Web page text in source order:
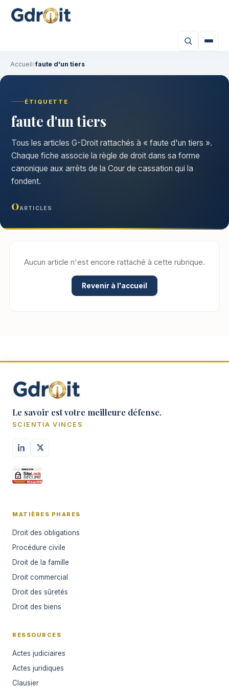
Accueil›faute d'un tiers
ÉTIQUETTE
faute d'un tiers
Tous les articles G-Droit rattachés à « faute d'un tiers ».
Chaque fiche associe la règle de droit dans sa forme
canonique aux arrêts de la Cour de cassation qui la
fondent.
0ARTICLES
Aucun article n'est encore rattaché à cette rubrique.
Revenir à l'accueil
Le savoir est votre meilleure défense.
SCIENTIA VINCES
MATIÈRES PHARES
Droit des obligations
Procédure civile
Droit de la famille
Droit commercial
Droit des sûretés
Droit des biens
RESSOURCES
Actes judiciaires
Actes juridiques
Clausier